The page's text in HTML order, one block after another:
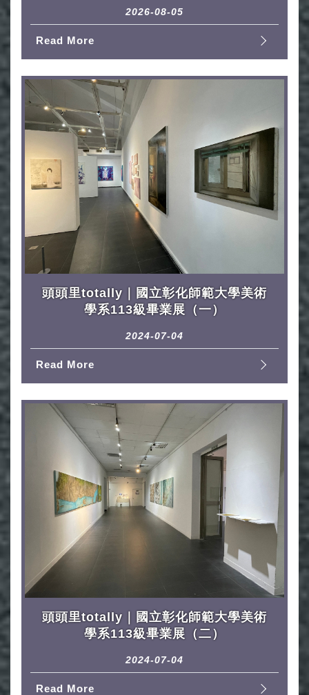
2026-08-05
Read More
頭頭里totally｜國立彰化師範大學美術
學系113級畢業展（一）
2024-07-04
Read More
頭頭里totally｜國立彰化師範大學美術
學系113級畢業展（二）
2024-07-04
Read More